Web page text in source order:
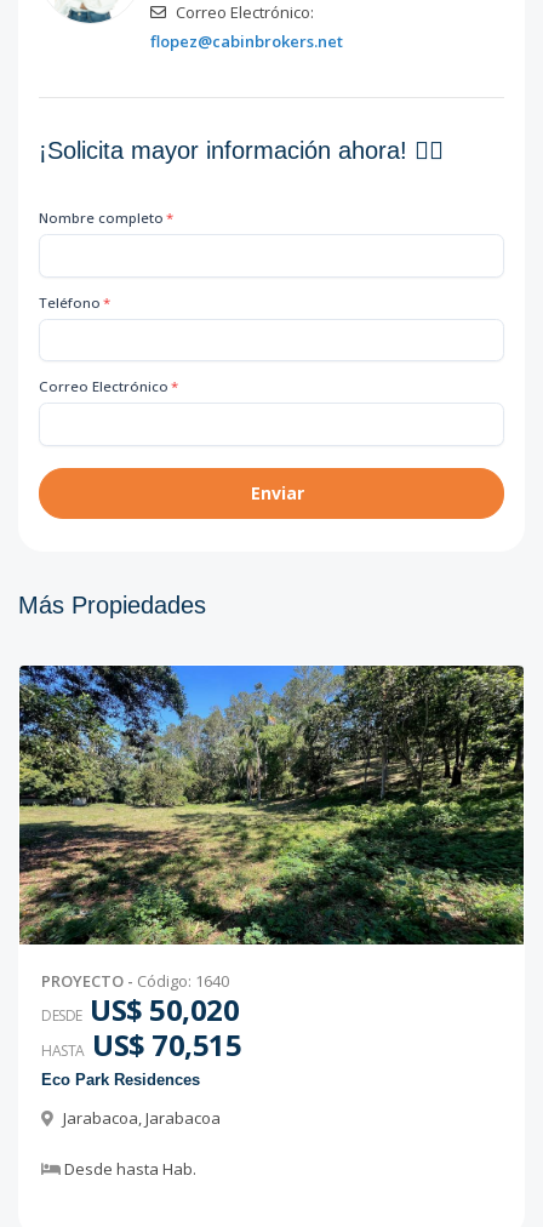
Correo Electrónico:
flopez@cabinbrokers.net
¡Solicita mayor información ahora! 👇🏽
Nombre completo *
Teléfono *
Correo Electrónico *
Enviar
Más Propiedades
PROYECTO - Código: 1640
DESDE US$ 50,020
HASTA US$ 70,515
Eco Park Residences
Jarabacoa,Jarabacoa
Desde hasta Hab.